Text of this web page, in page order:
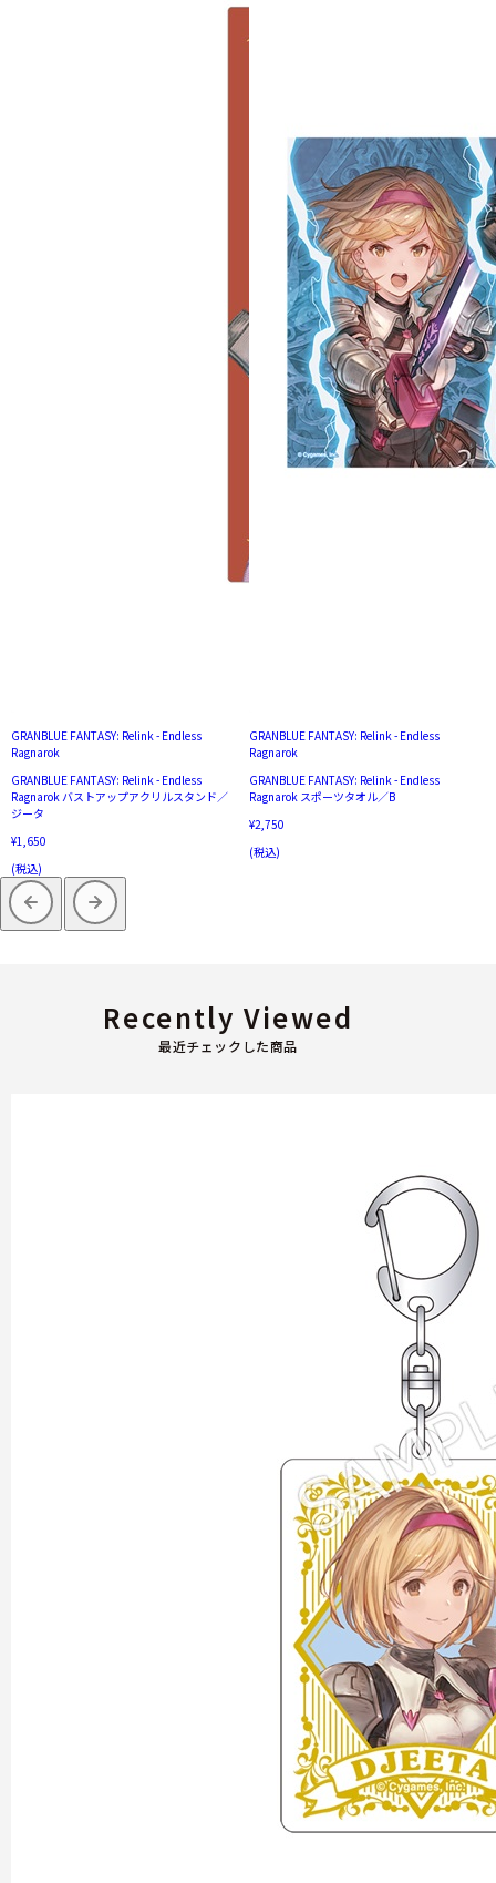
GRANBLUE FANTASY: Relink - Endless
Ragnarok
GRANBLUE FANTASY: Relink - Endless
Ragnarok バストアップアクリルスタンド／
ジータ
¥1,650
(税込)
GRANBLUE FANTASY: Relink - Endless
Ragnarok
GRANBLUE FANTASY: Relink - Endless
Ragnarok スポーツタオル／B
¥2,750
(税込)
最近チェックした商品
Recently Viewed